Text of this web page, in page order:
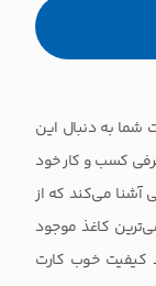
شما به دنبال این
کسب و کار خود
آشنا می‌کند که از
کاغذ موجود
کیفیت خوب کارت